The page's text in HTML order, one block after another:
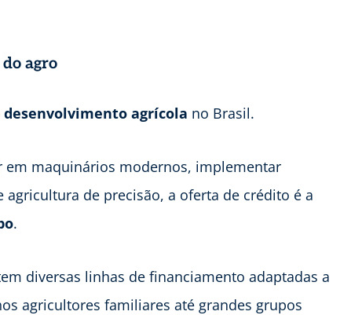
agro
desenvolvimento agrícola no Brasil.
em maquinários modernos, implementar
de precisão, a oferta de crédito é a
.
diversas linhas de financiamento adaptadas a
agricultores familiares até grandes grupos